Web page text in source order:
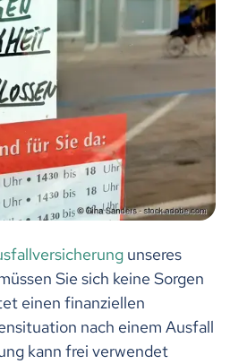
unseres
Sie sich keine Sorgen
einen finanziellen
nach einem Ausfall
kann frei verwendet